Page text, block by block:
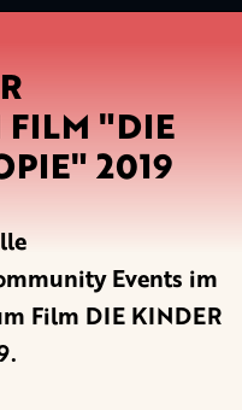
FILM "DIE
2019
Events im
Film DIE KINDER